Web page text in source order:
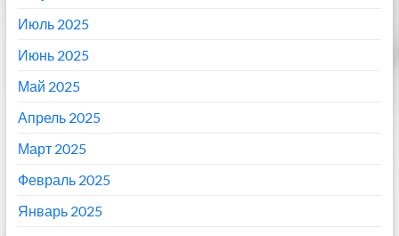
Июль 2025
Июнь 2025
Май 2025
Апрель 2025
Март 2025
Февраль 2025
Январь 2025